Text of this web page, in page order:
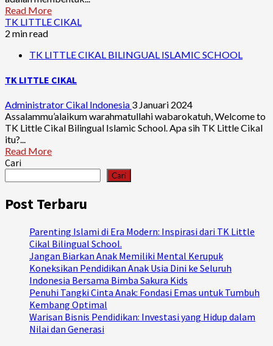
Read More
TK LITTLE CIKAL
2 min read
TK LITTLE CIKAL BILINGUAL ISLAMIC SCHOOL
TK LITTLE CIKAL
Administrator Cikal Indonesia 3 Januari 2024
Assalammu’alaikum warahmatullahi wabarokatuh, Welcome to
TK Little Cikal Bilingual Islamic School. Apa sih TK Little Cikal
itu?...
Read More
Cari
Cari
Post Terbaru
Parenting Islami di Era Modern: Inspirasi dari TK Little
Cikal Bilingual School.
Jangan Biarkan Anak Memiliki Mental Kerupuk
Koneksikan Pendidikan Anak Usia Dini ke Seluruh
Indonesia Bersama Bimba Sakura Kids
Penuhi Tangki Cinta Anak: Fondasi Emas untuk Tumbuh
Kembang Optimal
Warisan Bisnis Pendidikan: Investasi yang Hidup dalam
Nilai dan Generasi